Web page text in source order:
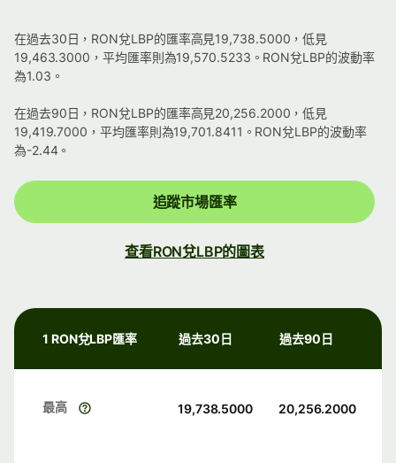
在過去30日，RON兌LBP的匯率高見19,738.5000，低見
19,463.3000，平均匯率則為19,570.5233。RON兌LBP的波動率
為1.03。
在過去90日，RON兌LBP的匯率高見20,256.2000，低見
19,419.7000，平均匯率則為19,701.8411。RON兌LBP的波動率
為-2.44。
追蹤市場匯率
查看RON兌LBP的圖表
1 RON兌LBP匯率 過去30日 過去90日
最高 19,738.5000 20,256.2000